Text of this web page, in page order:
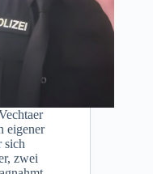
eigener
sich
zwei